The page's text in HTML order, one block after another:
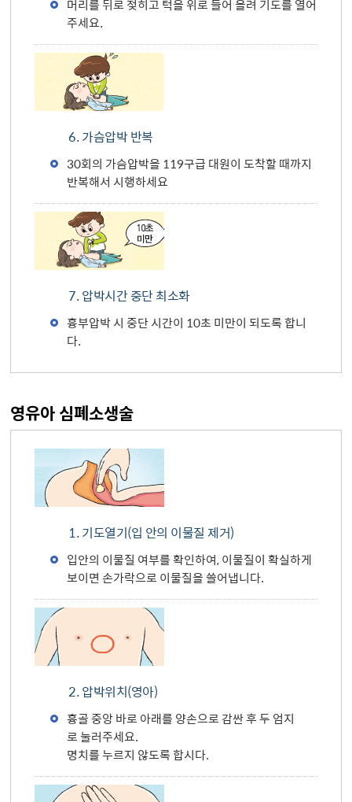
머리를 뒤로 젖히고 턱을 위로 들어 올려 기도를 열어
주세요.
6. 가슴압박 반복
30회의 가슴압박을 119구급 대원이 도착할 때까지
반복해서 시행하세요
7. 압박시간 중단 최소화
흉부압박 시 중단 시간이 10초 미만이 되도록 합니
다.
영유아 심폐소생술
1. 기도열기(입 안의 이물질 제거)
입안의 이물질 여부를 확인하여, 이물질이 확실하게
보이면 손가락으로 이물질을 쓸어냅니다.
2. 압박위치(영아)
흉골 중앙 바로 아래를 양손으로 감싼 후 두 엄지
로 눌러주세요.
명치를 누르지 않도록 합시다.